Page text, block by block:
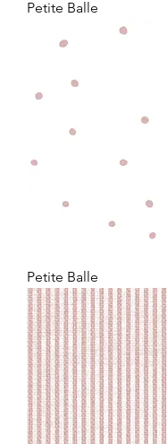
Petite Balle
Petite Balle